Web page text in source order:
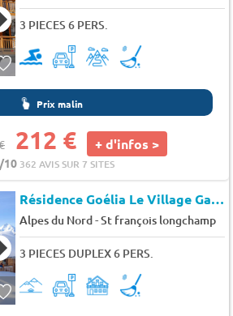
3 PIECES 6 PERS.
Prix malin
212 € + d'infos >
10 362 AVIS SUR 7 SITES
Résidence Goélia Le Village Gaulois
Alpes du Nord-St françois longchamp
3 PIECES DUPLEX 6 PERS.